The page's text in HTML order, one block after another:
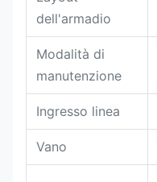
dell'armadio
Modalità di
manutenzione
Ingresso linea
Vano